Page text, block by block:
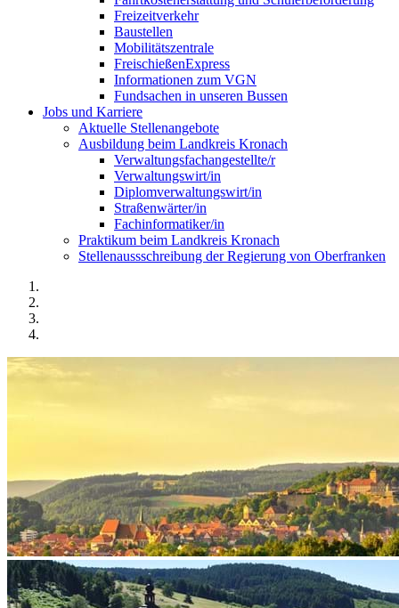
Freizeitverkehr
Baustellen
Mobilitätszentrale
FreischießenExpress
Informationen zum VGN
Fundsachen in unseren Bussen
Jobs und Karriere
Aktuelle Stellenangebote
Ausbildung beim Landkreis Kronach
Verwaltungsfachangestellte/r
Verwaltungswirt/in
Diplomverwaltungswirt/in
Straßenwärter/in
Fachinformatiker/in
Praktikum beim Landkreis Kronach
Stellenaussschreibung der Regierung von Oberfranken